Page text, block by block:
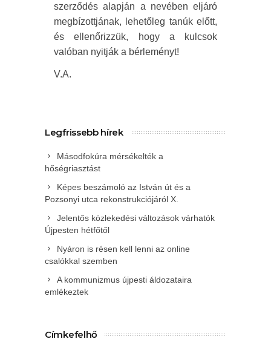
szerződés alapján a nevében eljáró
megbízottjának, lehetőleg tanúk előtt,
és ellenőrizzük, hogy a kulcsok
valóban nyitják a bérleményt!
V.A.
Legfrissebb hírek
Másodfokúra mérsékelték a
hőségriasztást
Képes beszámoló az István út és a
Pozsonyi utca rekonstrukciójáról X.
Jelentős közlekedési változások várhatók
Újpesten hétfőtől
Nyáron is résen kell lenni az online
csalókkal szemben
A kommunizmus újpesti áldozataira
emlékeztek
Címkefelhő